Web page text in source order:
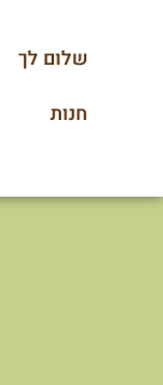
שלום לך
חנות